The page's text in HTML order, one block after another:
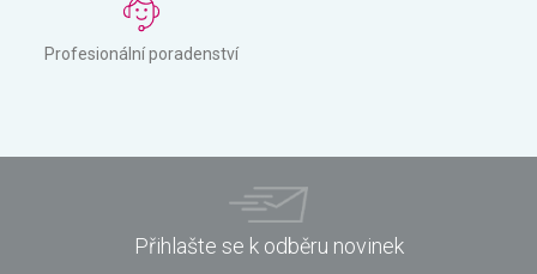
Profesionální poradenství
Přihlašte se k odběru novinek